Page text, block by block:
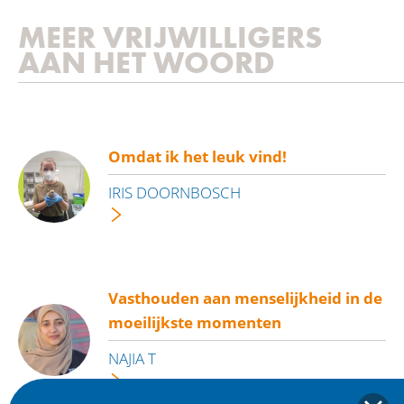
MEER VRIJWILLIGERS
AAN HET WOORD
Omdat ik het leuk vind!
IRIS DOORNBOSCH
Vasthouden aan menselijkheid in de
moeilijkste momenten
NAJIA T